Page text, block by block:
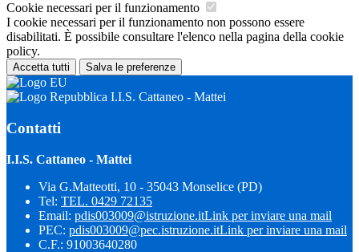
Cookie necessari per il funzionamento
I cookie necessari per il funzionamento non possono essere
disabilitati. È possibile consultare l'elenco nella pagina della cookie
policy.
Accetta tutti Salva le preferenze
I.I.S. Cattaneo - Mattei
Contatti
I.I.S. Cattaneo - Mattei
Via G.Matteotti, 10 - 35043 Monselice (PD)
Tel: TEL. 0429 72135
Email: pdis003009@istruzione.itLink per inviare una mail
PEC: pdis003009@pec.istruzione.itLink per inviare una mail
C.F.: 91003640280